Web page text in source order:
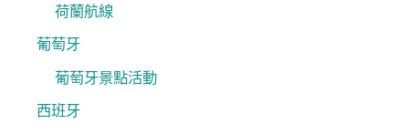
荷蘭航線
葡萄牙
葡萄牙景點活動
西班牙